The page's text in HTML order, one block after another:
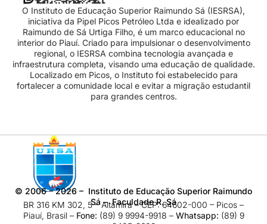
O Instituto de Educação Superior Raimundo Sá (IESRSA),
iniciativa da Pipel Picos Petróleo Ltda e idealizado por
Raimundo de Sá Urtiga Filho, é um marco educacional no
interior do Piauí. Criado para impulsionar o desenvolvimento
regional, o IESRSA combina tecnologia avançada e
infraestrutura completa, visando uma educação de qualidade.
Localizado em Picos, o Instituto foi estabelecido para
fortalecer a comunidade local e evitar a migração estudantil
para grandes centros.
© 2006 – 2026 – Instituto de Educação Superior Raimundo
Sá – Faculdade R. Sá
BR 316 KM 302, 5 – Altamira – CEP: 64602-000 – Picos –
Piauí, Brasil – Fone: (89) 9 9994-9918​ – Whatsapp: (89) 9